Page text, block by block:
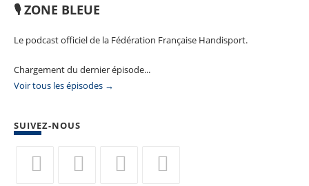
🎙️ ZONE BLEUE
Le podcast officiel de la Fédération Française Handisport.
Chargement du dernier épisode...
Voir tous les épisodes →
SUIVEZ-NOUS